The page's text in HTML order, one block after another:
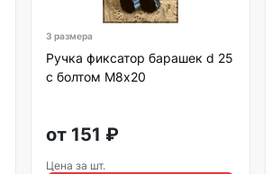
3 размера
Ручка фиксатор барашек d 25
с болтом М8х20
от 151 ₽
Цена за шт.